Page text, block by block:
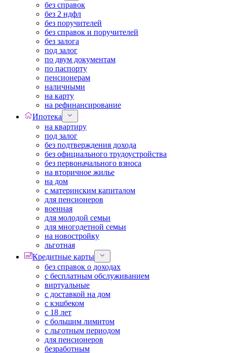
без справок
без 2 ндфл
без поручителей
без справок и поручителей
без залога
под залог
по двум документам
по паспорту
пенсионерам
наличными
на карту
на рефинансирование
Ипотека
на квартиру
под залог
без подтверждения дохода
без официального трудоустройства
без первоначального взноса
на вторичное жилье
на дом
с материнским капиталом
для пенсионеров
военная
для молодой семьи
для многодетной семьи
на новостройку
льготная
Кредитные карты
без справок о доходах
с бесплатным обслуживанием
виртуальные
с доставкой на дом
с кэшбеком
с 18 лет
с большим лимитом
с льготным периодом
для пенсионеров
безработным